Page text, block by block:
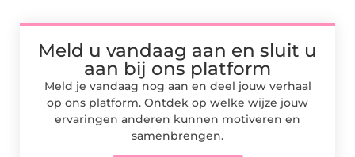
Meld u vandaag aan en sluit u
aan bij ons platform
Meld je vandaag nog aan en deel jouw verhaal
op ons platform. Ontdek op welke wijze jouw
ervaringen anderen kunnen motiveren en
samenbrengen.